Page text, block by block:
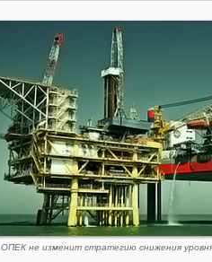
ОПЕК не изменит стратегию снижения